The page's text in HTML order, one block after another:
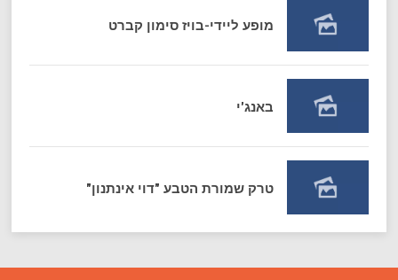
מופע ליידי-בויז סימון קברט
באנג'י
טרק שמורת הטבע "דוי אינתנון"